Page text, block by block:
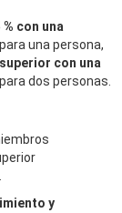
con una
una persona,
con una
dos personas.
y